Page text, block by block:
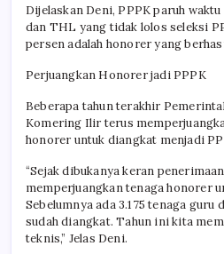
Dijelaskan Deni, PPPK paruh
dan THL yang tidak lolos seleksi
persen adalah honorer yang
Perjuangkan Honorer jadi PPPK
Beberapa tahun terakhir
Komering Ilir terus
honorer untuk diangkat menjadi
“Sejak dibukanya keran
memperjuangkan tenaga honorer
Sebelumnya ada 3.175 tenaga guru
sudah diangkat. Tahun ini kita
teknis,” Jelas Deni.